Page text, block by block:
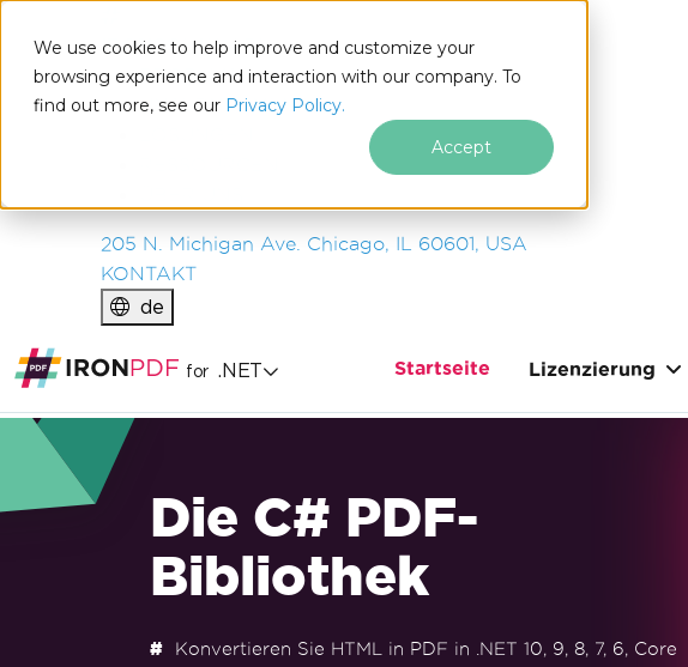
We use cookies to help improve and customize your
browsing experience and interaction with our company. To
find out more, see our Privacy Policy.
Accept
IRONSOFTWARE
PRODUKTE
UNTERNEHMEN
205 N. Michigan Ave. Chicago, IL 60601, USA
KONTAKT
de
for .NET Startseite Lizenzierung
Die C# PDF-
Bibliothek
Konvertieren Sie HTML in PDF in .NET 10, 9, 8, 7, 6, Core